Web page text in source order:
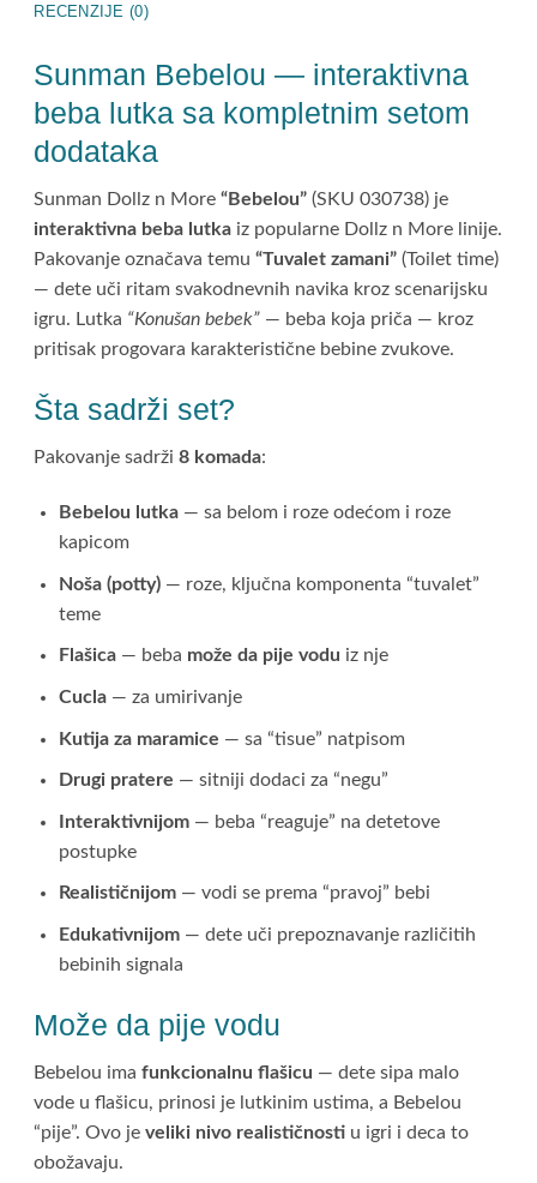
RECENZIJE (0)
Sunman Bebelou — interaktivna
beba lutka sa kompletnim setom
dodataka
Sunman Dollz n More“Bebelou” (SKU 030738) je
interaktivna beba lutka iz popularne Dollz n More linije.
Pakovanje označava temu“Tuvalet zamani” (Toilet time)
— dete uči ritam svakodnevnih navika kroz scenarijsku
igru. Lutka “Konušan bebek” — beba koja priča — kroz
pritisak progovara karakteristične bebine zvukove.
Šta sadrži set?
Pakovanje sadrži8 komada:
Bebelou lutka — sa belom i roze odećom i roze
kapicom
Noša (potty) — roze, ključna komponenta “tuvalet”
teme
Flašica — beba može da pije vodu iz nje
Cucla — za umirivanje
Kutija za maramice — sa “tisue” natpisom
Drugi pratere — sitniji dodaci za “negu”
Interaktivnijom — beba “reaguje” na detetove
postupke
Realističnijom — vodi se prema “pravoj” bebi
Edukativnijom — dete uči prepoznavanje različitih
bebinih signala
Može da pije vodu
Bebelou imafunkcionalnu flašicu — dete sipa malo
vode u flašicu, prinosi je lutkinim ustima, a Bebelou
“pije”. Ovo jeveliki nivo realističnosti u igri i deca to
obožavaju.